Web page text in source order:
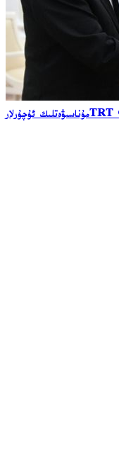
مۇناسىۋەتلىك ئۇچۇرلارTRT